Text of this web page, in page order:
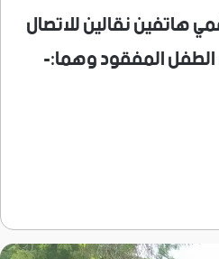
هاتفين نقالين للاتصال
الطفل المفقود وهما:-